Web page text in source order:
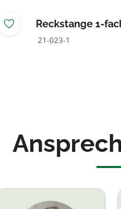
Reckstange 1-
Alupfosten
21-023-1